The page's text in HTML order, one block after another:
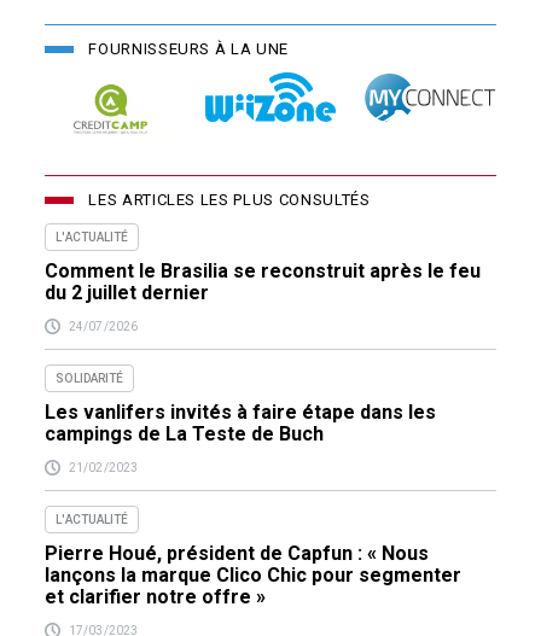
FOURNISSEURS À LA UNE
LES ARTICLES LES PLUS CONSULTÉS
L'ACTUALITÉ
Comment le Brasilia se reconstruit après le feu
du 2 juillet dernier
24/07/2026
SOLIDARITÉ
Les vanlifers invités à faire étape dans les
campings de La Teste de Buch
21/02/2023
L'ACTUALITÉ
Pierre Houé, président de Capfun : « Nous
lançons la marque Clico Chic pour segmenter
et clarifier notre offre »
17/03/2023